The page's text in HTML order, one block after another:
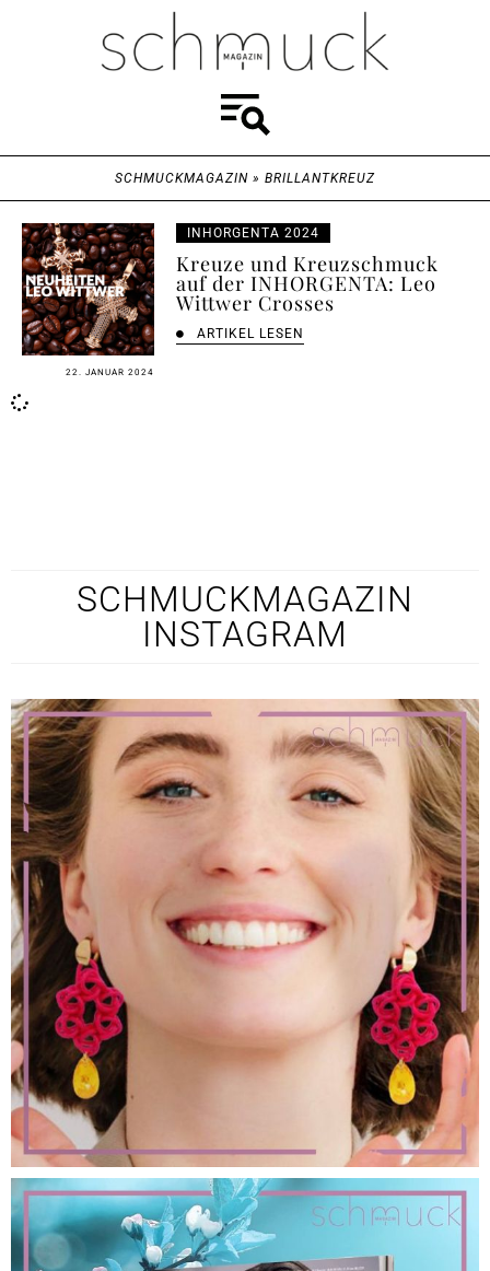
SCHMUCKMAGAZIN » BRILLANTKREUZ
22. JANUAR 2024
INHORGENTA 2024
Kreuze und Kreuzschmuck
auf der INHORGENTA: Leo
Wittwer Crosses
ARTIKEL LESEN
SCHMUCKMAGAZIN
INSTAGRAM